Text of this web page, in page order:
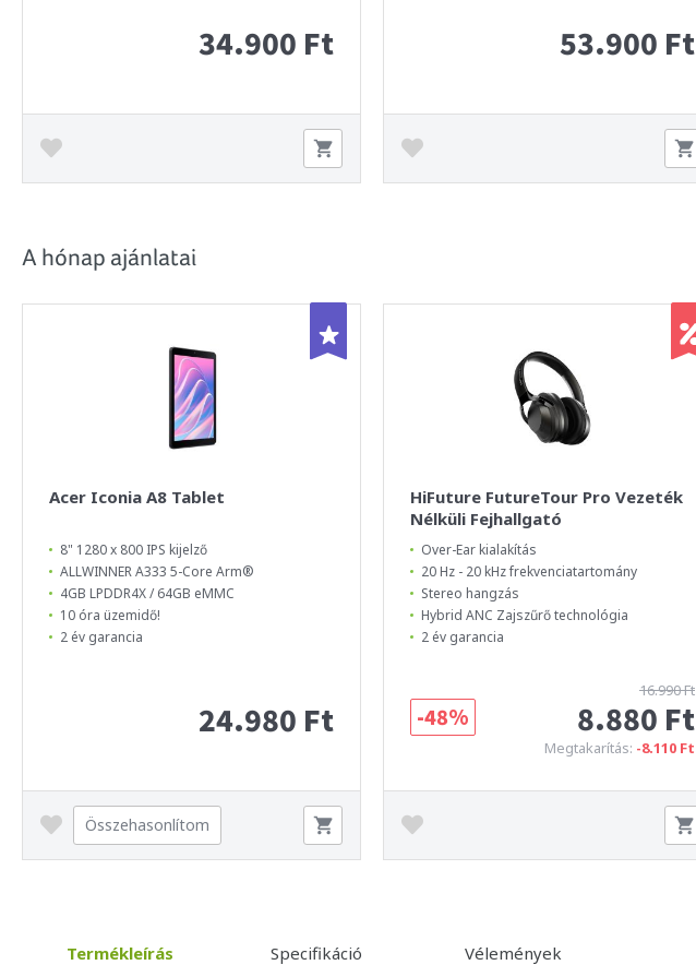
34.900 Ft 53.900 Ft
A hónap ajánlatai
Acer Iconia A8 Tablet
8" 1280 x 800 IPS kijelző
ALLWINNER A333 5-Core Arm®
4GB LPDDR4X / 64GB eMMC
10 óra üzemidő!
2 év garancia
24.980 Ft
Összehasonlítom
HiFuture FutureTour Pro Vezeték
Nélküli Fejhallgató
Over-Ear kialakítás
20 Hz - 20 kHz frekvenciatartomány
Stereo hangzás
Hybrid ANC Zajszűrő technológia
2 év garancia
16.990 Ft
8.880 Ft
Megtakarítás: -8.110 Ft
-48%
Termékleírás Specifikáció Vélemények